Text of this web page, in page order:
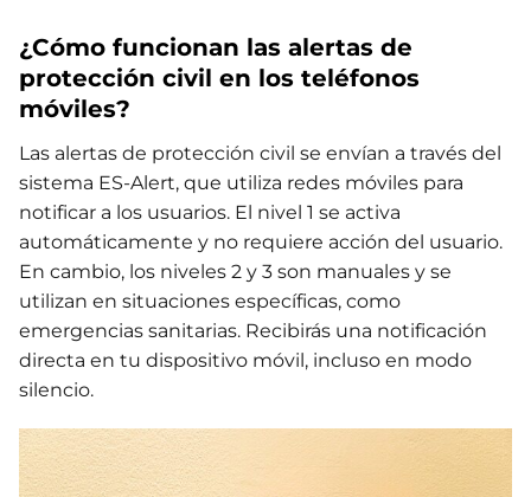
¿Cómo funcionan las alertas de
protección civil en los teléfonos
móviles?
Las alertas de protección civil se envían a través del
sistema ES-Alert, que utiliza redes móviles para
notificar a los usuarios. El nivel 1 se activa
automáticamente y no requiere acción del usuario.
En cambio, los niveles 2 y 3 son manuales y se
utilizan en situaciones específicas, como
emergencias sanitarias. Recibirás una notificación
directa en tu dispositivo móvil, incluso en modo
silencio.